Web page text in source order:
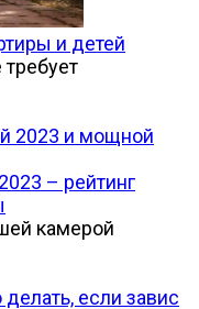
и детей
– рейтинг
камерой